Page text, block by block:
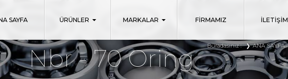
SAYFA ÜRÜNLER MARKALAR FİRMAMIZ İLETİŞİM
Buradasınız : ANA SAYFA
Nbr - 70 Oring